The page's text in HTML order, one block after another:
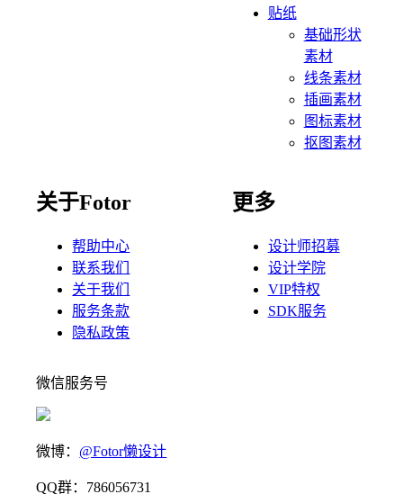
贴纸
基础形状
素材
线条素材
插画素材
图标素材
抠图素材
关于Fotor
帮助中心
联系我们
关于我们
服务条款
隐私政策
更多
设计师招募
设计学院
VIP特权
SDK服务
微信服务号
微博： @Fotor懒设计
QQ群：786056731